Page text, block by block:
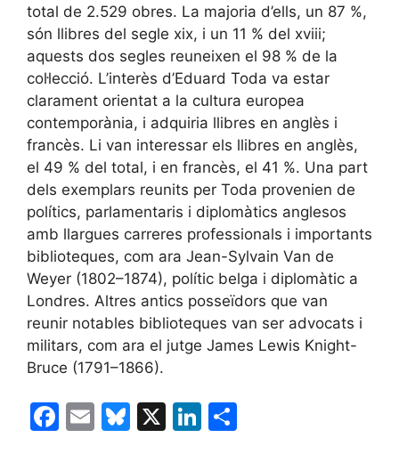
total de 2.529 obres. La majoria d’ells, un 87 %,
són llibres del segle xix, i un 11 % del xviii;
aquests dos segles reuneixen el 98 % de la
col·lecció. L’interès d’Eduard Toda va estar
clarament orientat a la cultura europea
contemporània, i adquiria llibres en anglès i
francès. Li van interessar els llibres en anglès,
el 49 % del total, i en francès, el 41 %. Una part
dels exemplars reunits per Toda provenien de
polítics, parlamentaris i diplomàtics anglesos
amb llargues carreres professionals i importants
biblioteques, com ara Jean-Sylvain Van de
Weyer (1802–1874), polític belga i diplomàtic a
Londres. Altres antics posseïdors que van
reunir notables biblioteques van ser advocats i
militars, com ara el jutge James Lewis Knight-
Bruce (1791–1866).
F
E
Bl X
Li